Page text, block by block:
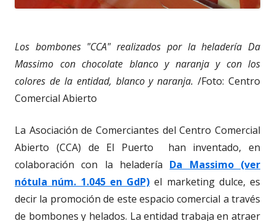
Los bombones "CCA" realizados por la heladería Da
Massimo con chocolate blanco y naranja y con los
colores de la entidad, blanco y naranja. /Foto: Centro
Comercial Abierto
La Asociación de Comerciantes del Centro Comercial
Abierto (CCA) de El Puerto han inventado, en
colaboración con la heladería Da Massimo (ver
nótula núm. 1.045 en GdP) el marketing dulce, es
decir la promoción de este espacio comercial a través
de bombones y helados. La entidad trabaja en atraer